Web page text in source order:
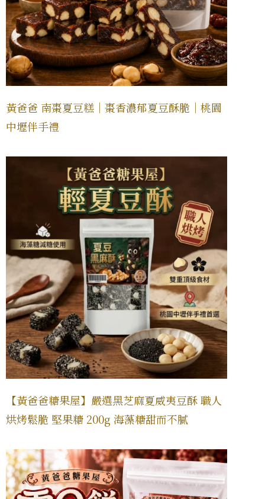
黃爸爸 南棗夏豆糕｜棗香濃郁夏豆酥脆｜桃園
中壢伴手禮
【黃爸爸糖果屋】嚴選黑芝麻夏威夷豆酥 職人
烘烤鬆脆 堅果糖 200g 海藻糖甜而不膩